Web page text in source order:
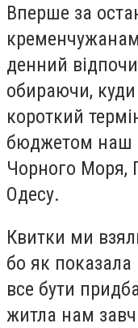
Вперше за
денний
обираючи, куди
короткий
бюджетом наш
Чорного Моря,
Одесу.
Квитки ми
бо як
все бути
житла нам